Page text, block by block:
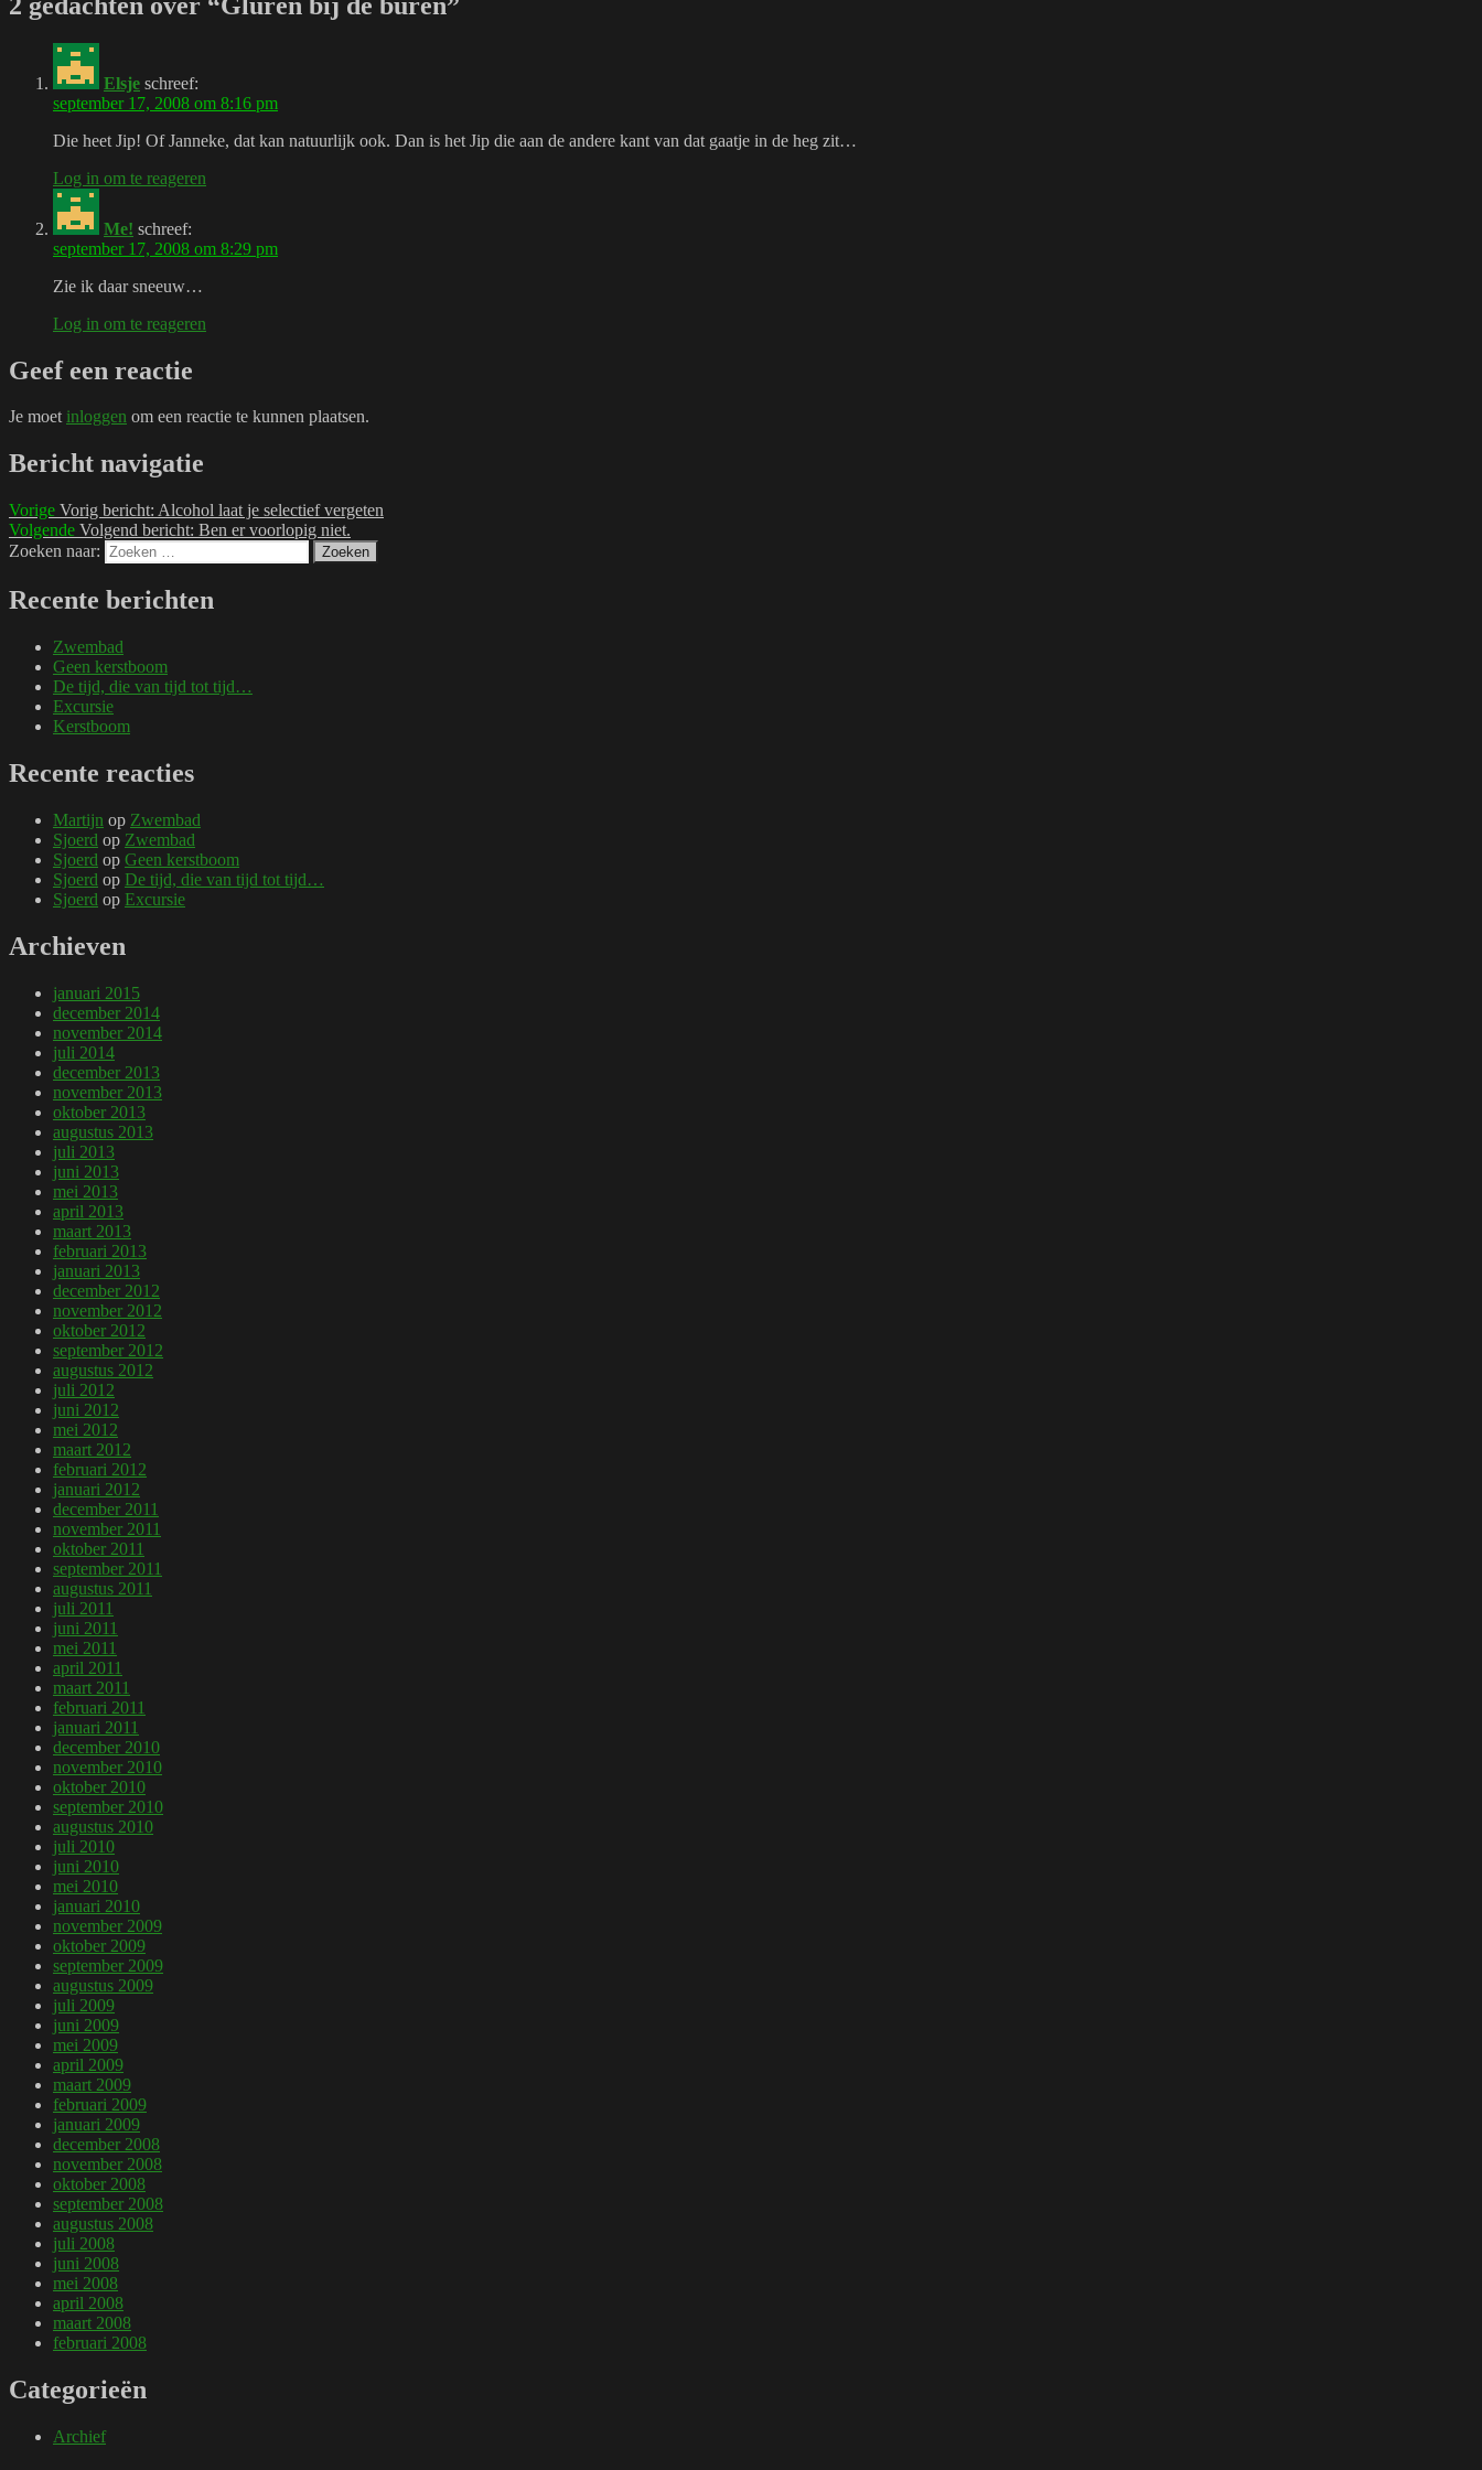
Elsje schreef:
september 17, 2008 om 8:16 pm
Die heet Jip! Of Janneke, dat kan natuurlijk ook. Dan is het Jip die aan de andere kant van dat gaatje in de heg zit…
Log in om te reageren
Me! schreef:
september 17, 2008 om 8:29 pm
Zie ik daar sneeuw…
Log in om te reageren
Geef een reactie
Je moetinloggen om een reactie te kunnen plaatsen.
Bericht navigatie
Vorige Vorig bericht: Alcohol laat je selectief vergeten
Volgende Volgend bericht: Ben er voorlopig niet.
Zoeken naar:
Zoeken
Recente berichten
Zwembad
Geen kerstboom
De tijd, die van tijd tot tijd…
Excursie
Kerstboom
Recente reacties
Martijn op Zwembad
Sjoerd op Zwembad
Sjoerd op Geen kerstboom
Sjoerd op De tijd, die van tijd tot tijd…
Sjoerd op Excursie
Archieven
januari 2015
december 2014
november 2014
juli 2014
december 2013
november 2013
oktober 2013
augustus 2013
juli 2013
juni 2013
mei 2013
april 2013
maart 2013
februari 2013
januari 2013
december 2012
november 2012
oktober 2012
september 2012
augustus 2012
juli 2012
juni 2012
mei 2012
maart 2012
februari 2012
januari 2012
december 2011
november 2011
oktober 2011
september 2011
augustus 2011
juli 2011
juni 2011
mei 2011
april 2011
maart 2011
februari 2011
januari 2011
december 2010
november 2010
oktober 2010
september 2010
augustus 2010
juli 2010
juni 2010
mei 2010
januari 2010
november 2009
oktober 2009
september 2009
augustus 2009
juli 2009
juni 2009
mei 2009
april 2009
maart 2009
februari 2009
januari 2009
december 2008
november 2008
oktober 2008
september 2008
augustus 2008
juli 2008
juni 2008
mei 2008
april 2008
maart 2008
februari 2008
Categorieën
Archief